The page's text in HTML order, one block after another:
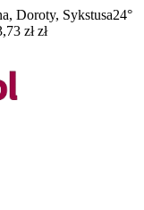
Doroty, Sykstusa24°
zł zł